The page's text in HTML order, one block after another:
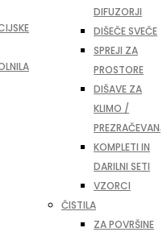
DIFUZORJI
DIŠEČE SVEČE
SPREJI ZA
PROSTORE
DIŠAVE ZA
KLIMO /
KOMPLETI IN
DARILNI SETI
VZORCI
ČISTILA
ZA POVRŠINE